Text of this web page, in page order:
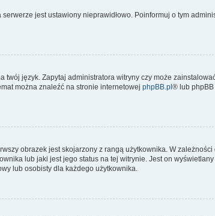
jest ustawiony nieprawidłowo. Poinformuj o tym
twój język. Zapytaj administratora witryny czy może
można znaleźć na stronie internetowej phpBB.pl® lub phpBB
obrazek jest skojarzony z rangą użytkownika. W zależności
lub jaki jest jego status na tej witrynie. Jest on
lub osobisty dla każdego użytkownika.